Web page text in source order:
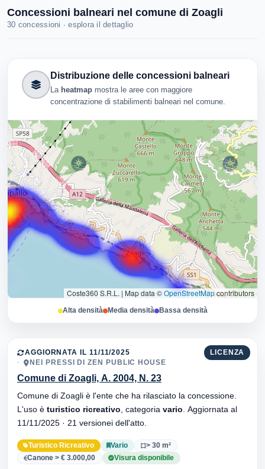
Concessioni balneari nel comune di Zoagli
30 concessioni · esplora il dettaglio
Distribuzione delle concessioni balneari
La heatmap mostra le aree con maggiore
concentrazione di stabilimenti balneari nel comune.
Coste360 S.R.L. | Map data ©OpenStreetMapcontributors
Alta densità Media densità Bassa densità
LICENZA
AGGIORNATA IL 11/11/2025
NEI PRESSI DI ZEN PUBLIC HOUSE
Comune di Zoagli, A. 2004, N. 23
Comune di Zoagli è l'ente che ha rilasciato la concessione.
L'uso è turistico ricreativo , categoria vario
11/11/2025 · 21 versionei dell'atto.
Turistico Ricreativo Vario
> 30 m²
Canone > € 3.000,00
Visura disponibile